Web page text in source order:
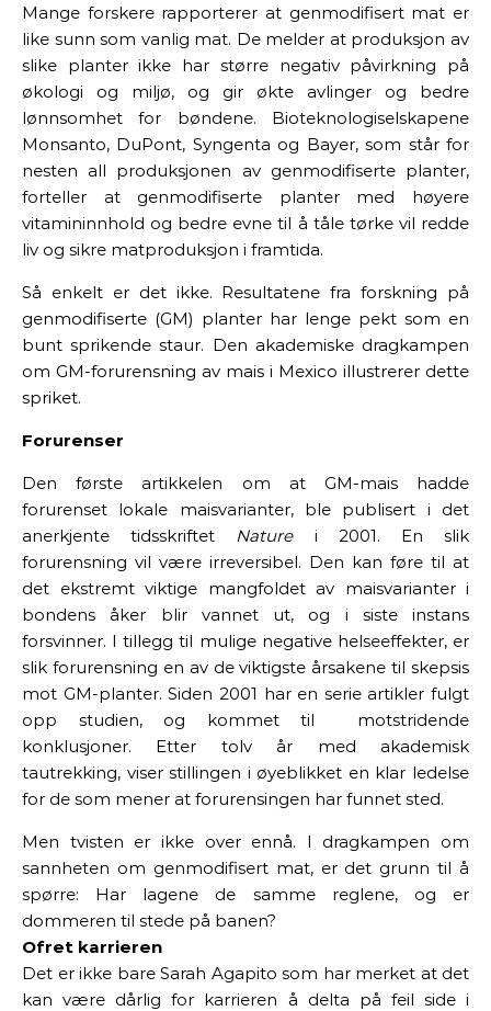
Mange forskere rapporterer at genmodifisert mat er
like sunn som vanlig mat. De melder at produksjon av
slike planter ikke har større negativ påvirkning på
økologi og miljø, og gir økte avlinger og bedre
lønnsomhet for bøndene. Bioteknologiselskapene
Monsanto, DuPont, Syngenta og Bayer,som står for
nesten all produksjonen av genmodifiserte planter,
forteller at genmodifiserte planter med høyere
vitamininnhold og bedre evne til å tåle tørke vil redde
liv og sikre matproduksjon i framtida.
Så enkelt er det ikke. Resultatene fra forskning på
genmodifiserte (GM) planter har lenge pekt som en
bunt sprikende staur. Den akademiske dragkampen
om GM-forurensning av mais i Mexico illustrerer dette
spriket.
Forurenser
Den første artikkelen om at GM-mais hadde
forurenset lokale maisvarianter, ble publisert i det
anerkjente tidsskriftet Naturei 2001. En slik
forurensning vil være irreversibel. Den kan føre til at
det ekstremt viktige mangfoldet av maisvarianter i
bondens åker blir vannet ut, og i siste instans
forsvinner. I tillegg til mulige negative helseeffekter, er
slik forurensning en av de viktigste årsakene til skepsis
mot GM-planter. Siden 2001 har en serie artikler fulgt
opp studien, og kommet til
motstridende
konklusjoner. Etter tolv år med akademisk
tautrekking, viser stillingen i øyeblikket en klar ledelse
for de som mener at forurensingen har funnet sted.
Men tvisten er ikke over ennå. I dragkampen om
sannheten om genmodifisert mat, er det grunn til å
spørre: Har lagene de samme reglene, og er
dommeren til stede på banen?
Ofret karrieren
Det er ikke bare Sarah Agapito som har merket at det
kan være dårlig for karrieren å delta på feil side i